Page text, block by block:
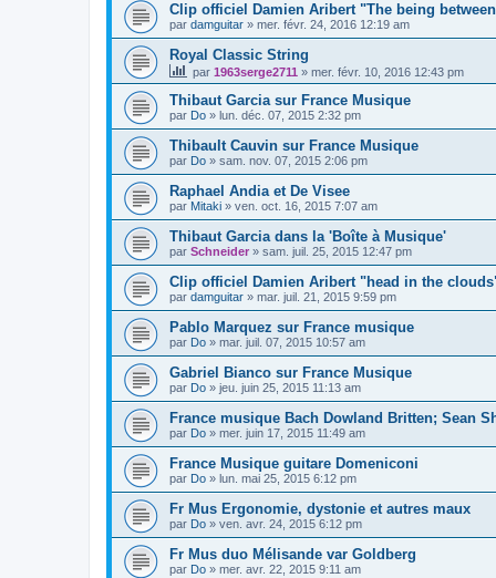
Clip officiel Damien Aribert "The being
par damguitar » mer. févr. 24, 2016 12:19 am
Royal Classic String
par 1963serge2711 » mer. févr. 10, 2016 12:43 pm
Thibaut Garcia sur France Musique
par Do » lun. déc. 07, 2015 2:32 pm
Thibault Cauvin sur France Musique
par Do » sam. nov. 07, 2015 2:06 pm
Raphael Andia et De Visee
par Mitaki » ven. oct. 16, 2015 7:07 am
Thibaut Garcia dans la 'Boîte à Musique'
par Schneider » sam. juil. 25, 2015 12:47 pm
Clip officiel Damien Aribert "head in the
par damguitar » mar. juil. 21, 2015 9:59 pm
Pablo Marquez sur France musique
par Do » mar. juil. 07, 2015 10:57 am
Gabriel Bianco sur France Musique
par Do » jeu. juin 25, 2015 11:13 am
France musique Bach Dowland Britten; Sean
par Do » mer. juin 17, 2015 11:49 am
France Musique guitare Domeniconi
par Do » lun. mai 25, 2015 6:12 pm
Fr Mus Ergonomie, dystonie et autres maux
par Do » ven. avr. 24, 2015 6:12 pm
Fr Mus duo Mélisande var Goldberg
par Do » mer. avr. 22, 2015 9:11 am